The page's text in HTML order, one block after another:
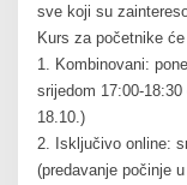
sve koji su
Kurs za početnike
1. Kombinovani:
srijedom 17:00-
18.10.)
2. Isključivo online:
(predavanje počinje